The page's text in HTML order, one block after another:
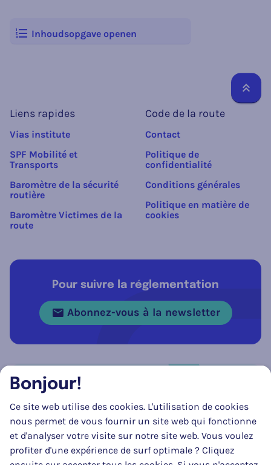
Inhoudsopgave openen
Liens rapides
Vias institute
SPF Mobilité et
Transports
Baromètre de la sécurité
routière
Baromètre Victimes de la
route
Code de la route
Contact
Politique de
confidentialité
Conditions générales
Politique en matière de
cookies
Pour suivre la réglementation
Abonnez-vous à la newsletter
Suivez-nous sur
FacebookInstagramLinkedIn
Bonjour!
Ce site web utilise des cookies. L'utilisation de cookies
nous permet de vous fournir un site web qui fonctionne
et d'analyser votre visite sur notre site web. Vous voulez
profiter d'une expérience de surf optimale ? Cliquez